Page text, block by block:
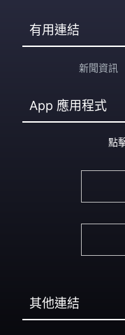
有用連結
新聞資訊
App 應用程式
點
其他連結